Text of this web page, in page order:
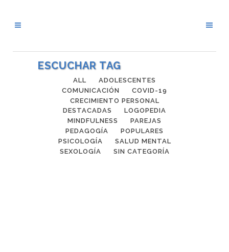
ESCUCHAR TAG
ALL
ADOLESCENTES
COMUNICACIÓN
COVID-19
CRECIMIENTO PERSONAL
DESTACADAS
LOGOPEDIA
MINDFULNESS
PAREJAS
PEDAGOGÍA
POPULARES
PSICOLOGÍA
SALUD MENTAL
SEXOLOGÍA
SIN CATEGORÍA